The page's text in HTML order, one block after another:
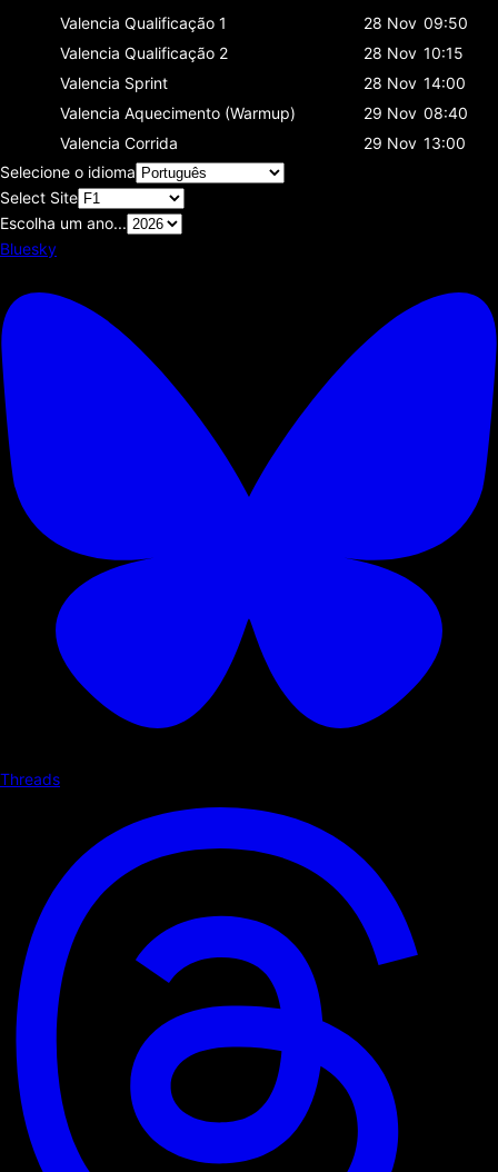
Valencia Qualificação 1 28 Nov 09:50
Valencia Qualificação 2 28 Nov 10:15
Valencia Sprint 28 Nov 14:00
Valencia Aquecimento (Warmup) 29 Nov 08:40
Valencia Corrida 29 Nov 13:00
Selecione o idioma
Select Site
Escolha um ano...
Bluesky
Threads